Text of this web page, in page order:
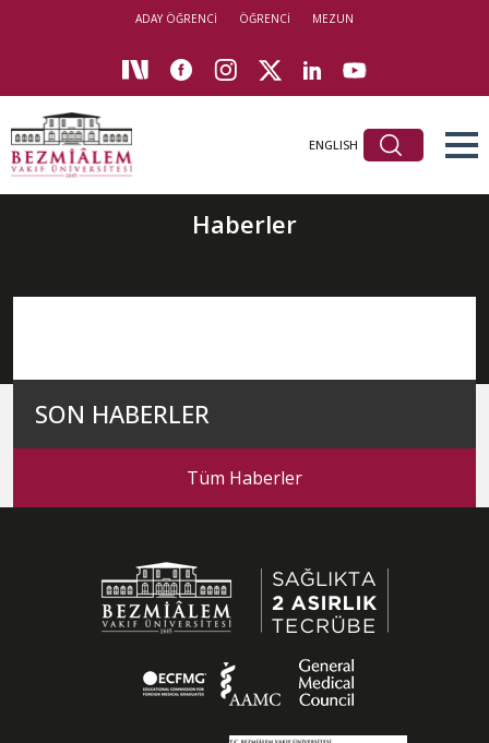
ADAY ÖĞRENCİ ÖĞRENCİ MEZUN
ENGLISH
Haberler
SON HABERLER
Tüm Haberler